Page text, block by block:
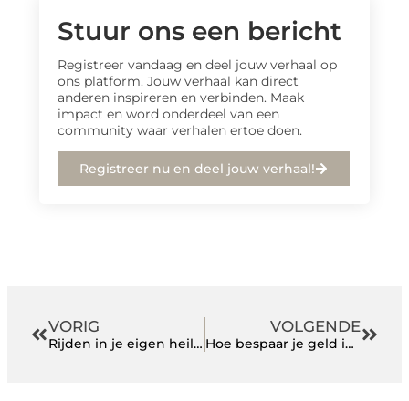
Stuur ons een bericht
Registreer vandaag en deel jouw verhaal op
ons platform. Jouw verhaal kan direct
anderen inspireren en verbinden. Maak
impact en word onderdeel van een
community waar verhalen ertoe doen.
Registreer nu en deel jouw verhaal!
VORIG
Rijden in je eigen heilige koe
VOLGENDE
Hoe bespaar je geld in het huishouden